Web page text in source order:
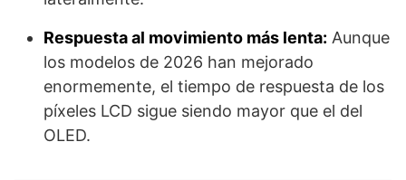
Respuesta al movimiento más lenta: Aunque
los modelos de 2026 han mejorado
enormemente, el tiempo de respuesta de los
píxeles LCD sigue siendo mayor que el del
OLED.